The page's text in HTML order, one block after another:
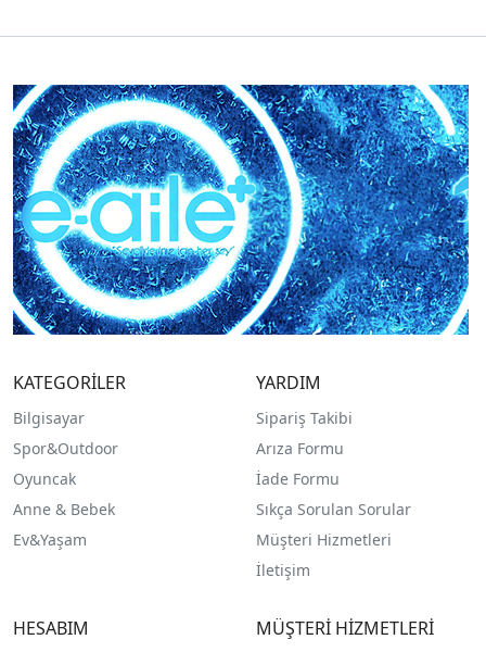
KATEGORİLER
Bilgisayar
Spor&Outdoor
Oyuncak
Anne & Bebek
Ev&Yaşam
YARDIM
Sipariş Takibi
Arıza Formu
İade Formu
Sıkça Sorulan Sorular
Müşteri Hizmetleri
İletişim
HESABIM MÜŞTERİ HİZMETLERİ